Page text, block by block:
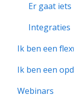
Er gaat iets
Integraties
Ik ben een
Starten
Er gaat iets
Ik ben een
Starten
Webinars